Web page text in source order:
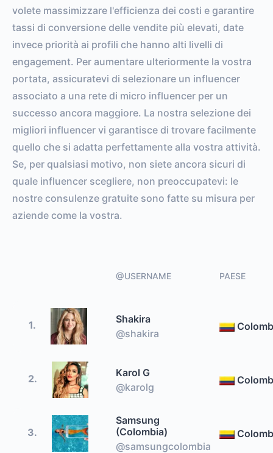
volete massimizzare l'efficienza dei costi e garantire
tassi di conversione delle vendite più elevati, date
invece priorità ai profili che hanno alti livelli di
engagement. Per aumentare ulteriormente la vostra
portata, assicuratevi di selezionare un influencer
associato a una rete di micro influencer per un
successo ancora maggiore. La nostra selezione dei
migliori influencer vi garantisce di trovare facilmente
quello che si adatta perfettamente alla vostra attività.
Se, per qualsiasi motivo, non siete ancora sicuri di
quale influencer scegliere, non preoccupatevi: le
nostre consulenze gratuite sono fatte su misura per
aziende come la vostra.
@USERNAME PAESE
1.
Shakira
@shakira
2.
Karol G
@karolg
3.
Samsung
(Colombia)
@samsungcolombia